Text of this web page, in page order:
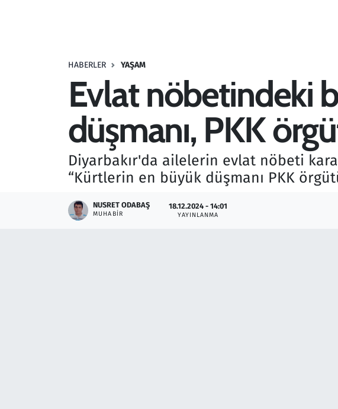
HABERLER YAŞAM
Evlat nöbetindeki
düşmanı, PKK
Diyarbakır'da ailelerin evlat nöbeti
“Kürtlerin en büyük düşmanı PKK
NUSRET ODABAŞ
MUHABIR
18.12.2024 - 14:01
YAYINLANMA
Savunma Sanayi
Teknoloji ve Bilim